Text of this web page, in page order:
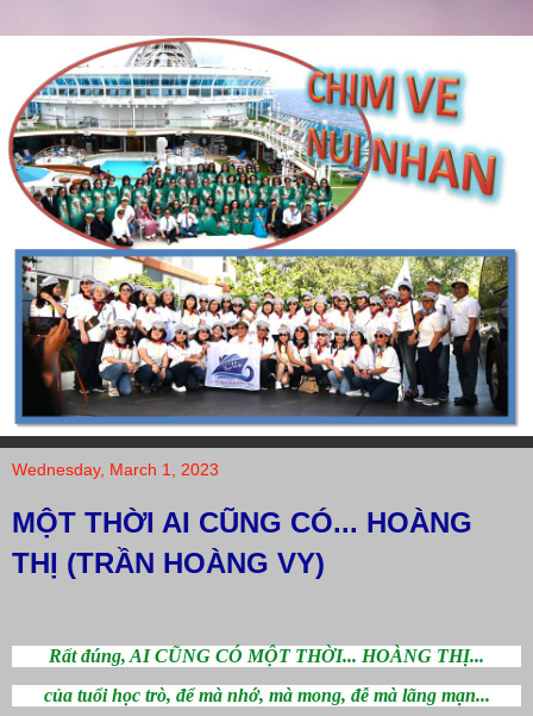
Wednesday, March 1, 2023
MỘT THỜI AI CŨNG CÓ... HOÀNG
THỊ (TRẦN HOÀNG VY)
Rất đúng, AI CŨNG CÓ MỘT THỜI... HOÀNG THỊ...
của tuổi học trò, để mà nhớ, mà mong, đễ mà lãng mạn...